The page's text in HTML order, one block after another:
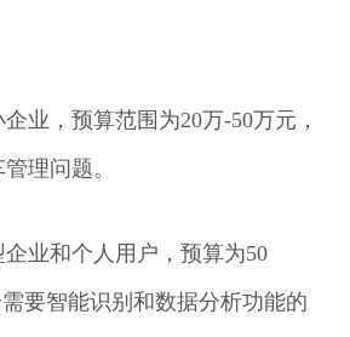
业，预算范围为20万-50万元，
理问题。
业和个人用户，预算为50
要智能识别和数据分析功能的